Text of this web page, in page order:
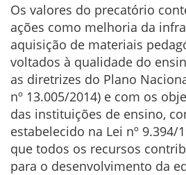
Os valores do precatório
ações como melhoria da
aquisição de materiais
voltados à qualidade do
as diretrizes do Plano
nº 13.005/2014) e com os
das instituições de ensino,
estabelecido na Lei nº 9.394/
que todos os recursos
para o desenvolvimento da